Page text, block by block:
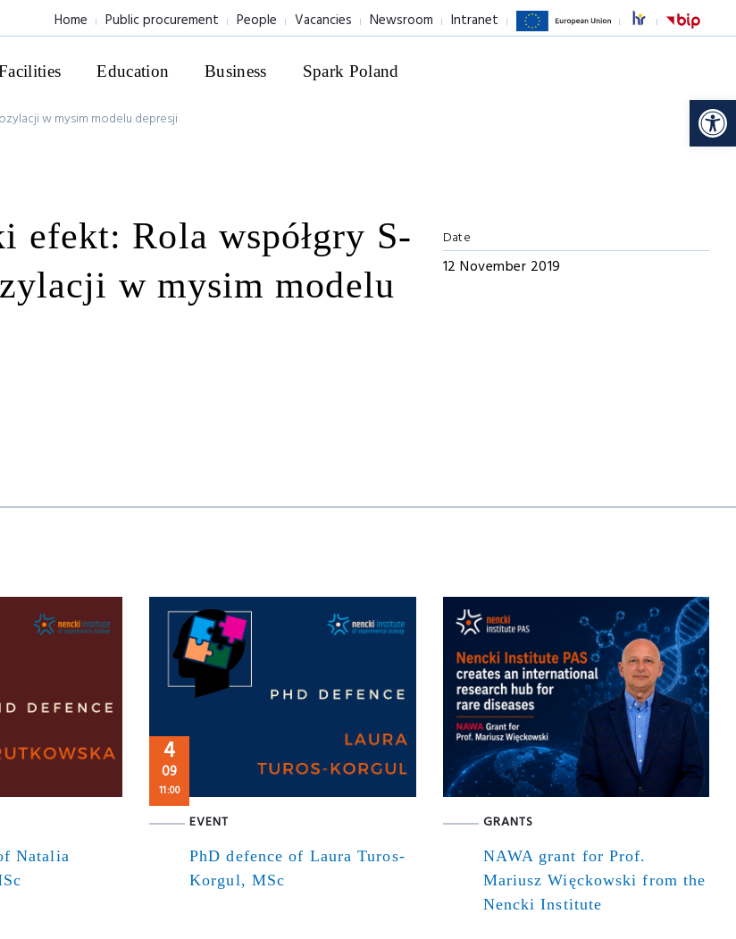
Home Public procurement People Vacancies Newsroom Intranet
Education Business Spark Poland
w mysim modelu depresji
efekt: Rola współgry S-
w mysim modelu
Date
12 November 2019
Natalia
4
09
11:00
EVENT
PhD defence of Laura Turos-
Korgul, MSc
GRANTS
NAWA grant for Prof.
Mariusz Więckowski from the
Nencki Institute